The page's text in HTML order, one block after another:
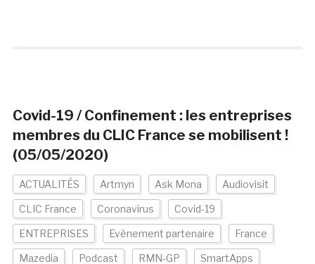
Covid-19 / Confinement : les entreprises
membres du CLIC France se mobilisent !
(05/05/2020)
ACTUALITÉS Artmyn Ask Mona Audiovisit
CLIC France Coronavirus Covid-19
ENTREPRISES Evènement partenaire France
Mazedia Podcast RMN-GP SmartApps